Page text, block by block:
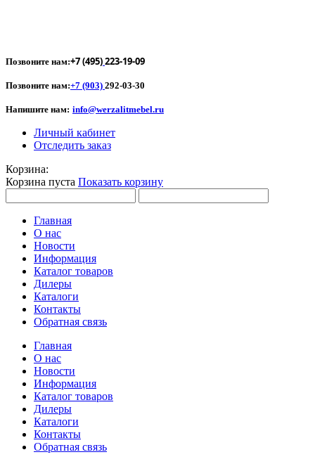
Позвоните нам:+7 (495)223-19-09
Позвоните нам:+7 (903) 292-03-30
Напишите нам: info@werzalitmebel.ru
Личный кабинет
Отследить заказ
Корзина:
Корзина пуста Показать корзину
Главная
О нас
Новости
Информация
Каталог товаров
Дилеры
Каталоги
Контакты
Обратная связь
Главная
О нас
Новости
Информация
Каталог товаров
Дилеры
Каталоги
Контакты
Обратная связь